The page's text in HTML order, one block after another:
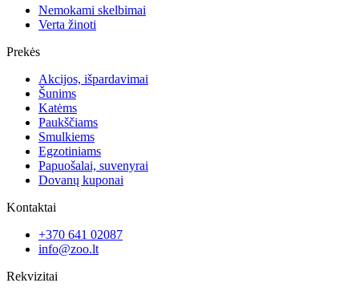
Nemokami skelbimai
Verta žinoti
Prekės
Akcijos, išpardavimai
Šunims
Katėms
Paukščiams
Smulkiems
Egzotiniams
Papuošalai, suvenyrai
Dovanų kuponai
Kontaktai
+370 641 02087
info@zoo.lt
Rekvizitai